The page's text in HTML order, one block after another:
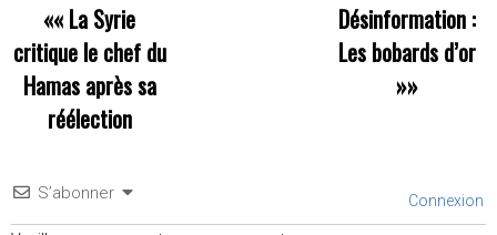
«« La Syrie
critique le chef du
Hamas après sa
réélection
Désinformation :
Les bobards d’or
»»
S’abonner Connexion